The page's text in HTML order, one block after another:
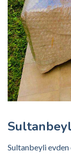
Sultanbeyli